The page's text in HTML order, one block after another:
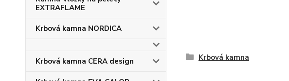
EXTRAFLAME
Krbová kamna NORDICA
Krbová kamna CERA design Krbová kamna